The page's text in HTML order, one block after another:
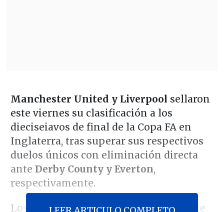
Manchester United y Liverpool sellaron
este viernes su clasificación a los
dieciseiavos de final de la Copa FA en
Inglaterra, tras superar sus respectivos
duelos únicos con eliminación directa
ante Derby County y Everton,
respectivamente.
Los "Diablos Rojos", locales ante más de